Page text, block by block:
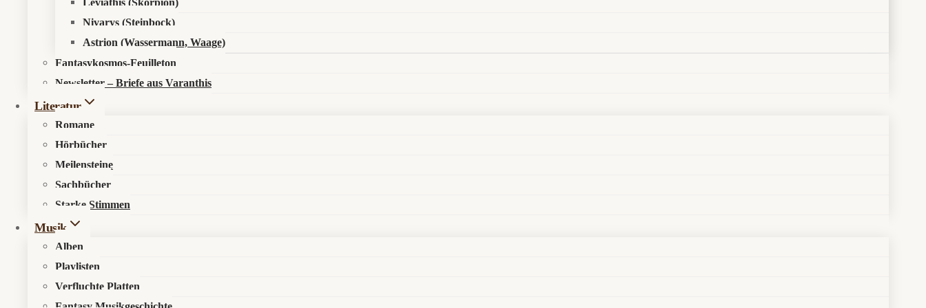
Leviathis (Skorpion)
Nivarys (Steinbock)
Astrion (Wassermann, Waage)
Fantasykosmos-Feuilleton
Newsletter – Briefe aus Varanthis
Literatur
Romane
Hörbücher
Meilensteine
Sachbücher
Starke Stimmen
Musik
Alben
Playlisten
Verfluchte Platten